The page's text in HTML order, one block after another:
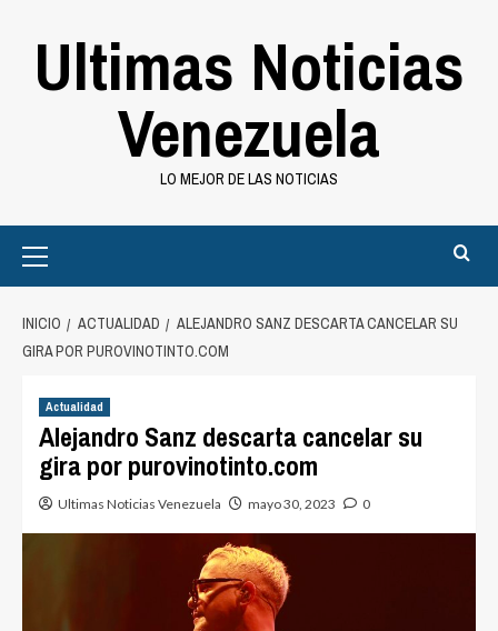
Ultimas Noticias
Venezuela
LO MEJOR DE LAS NOTICIAS
Menu
INICIO ACTUALIDAD
ALEJANDRO SANZ DESCARTA CANCELAR SU
GIRA POR PUROVINOTINTO.COM
Actualidad
Alejandro Sanz descarta cancelar su
gira por purovinotinto.com
Ultimas Noticias Venezuela mayo 30, 2023 0